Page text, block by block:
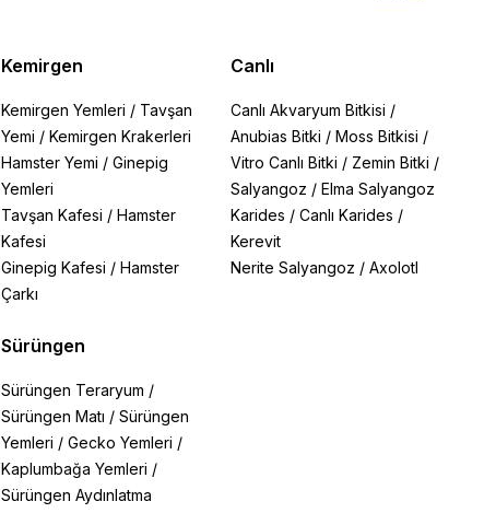
Kemirgen
Kemirgen Yemleri / Tavşan
Yemi / Kemirgen Krakerleri
Hamster Yemi / Ginepig
Yemleri
Tavşan Kafesi / Hamster
Kafesi
Ginepig Kafesi / Hamster
Çarkı
Sürüngen
Sürüngen Teraryum /
Sürüngen Matı / Sürüngen
Yemleri / Gecko Yemleri /
Kaplumbağa Yemleri /
Sürüngen Aydınlatma
Canlı
Canlı Akvaryum Bitkisi /
Anubias Bitki /Moss Bitkisi /
Vitro Canlı Bitki / Zemin Bitki /
Salyangoz /Elma Salyangoz
Karides /Canlı Karides /
Kerevit
Nerite Salyangoz /Axolotl